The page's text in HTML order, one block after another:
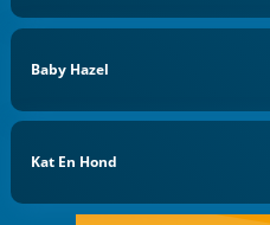
Baby Hazel
Kat En Hond